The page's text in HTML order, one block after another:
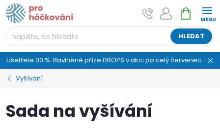
Přejít
na
obsah
HLEDAT
NÁKUPNÍ
KOŠÍK
Ušetřete 30 %. Bavlněné příze DROPS v akci po celý červenec.
Vyšívání
Sada na vyšívání
AI asistent "pani Klubíčková" –
ProHackovani.cz
Jsme e-shop s více než osmiletou tradicí a máme pro
vás připraveno více než 25 tisíc produktů. Vše skladem,
připravené k odeslání.